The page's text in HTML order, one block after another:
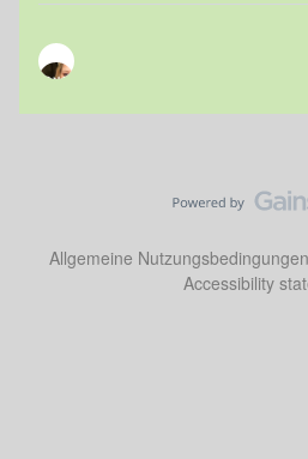
Allgemeine Nutzungsbedingungen
Accessibility